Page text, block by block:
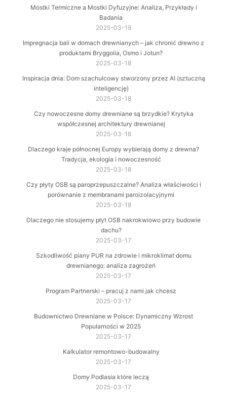
Mostki Termiczne a Mostki Dyfuzyjne: Analiza, Przykłady i
Badania
2025-03-19
Impregnacja bali w domach drewnianych – jak chronić drewno z
produktami Bryggolia, Osmo i Jotun?
2025-03-18
Inspiracja dnia: Dom szachulcowy stworzony przez AI (sztuczną
inteligencję)
2025-03-18
Czy nowoczesne domy drewniane są brzydkie? Krytyka
współczesnej architektury drewnianej
2025-03-18
Dlaczego kraje północnej Europy wybierają domy z drewna?
Tradycja, ekologia i nowoczesność
2025-03-18
Czy płyty OSB są paroprzepuszczalne? Analiza właściwości i
porównanie z membranami paroizolacyjnymi
2025-03-18
Dlaczego nie stosujemy płyt OSB nakrokwiowo przy budowie
dachu?
2025-03-17
Szkodliwość piany PUR na zdrowie i mikroklimat domu
drewnianego: analiza zagrożeń
2025-03-17
Program Partnerski – pracuj z nami jak chcesz
2025-03-17
Budownictwo Drewniane w Polsce: Dynamiczny Wzrost
Popularności w 2025
2025-03-17
Kalkulator remontowo-budowalny
2025-03-17
Domy Podlasia które leczą
2025-03-17